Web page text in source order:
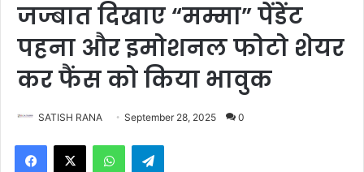
जज्बात दिखाए “मम्मा” पेंडेंट
पहना और इमोशनल फोटो शेयर
कर फैंस को किया भावुक
SATISH RANA September 28, 2025 0
Facebook
X WhatsAppTelegram